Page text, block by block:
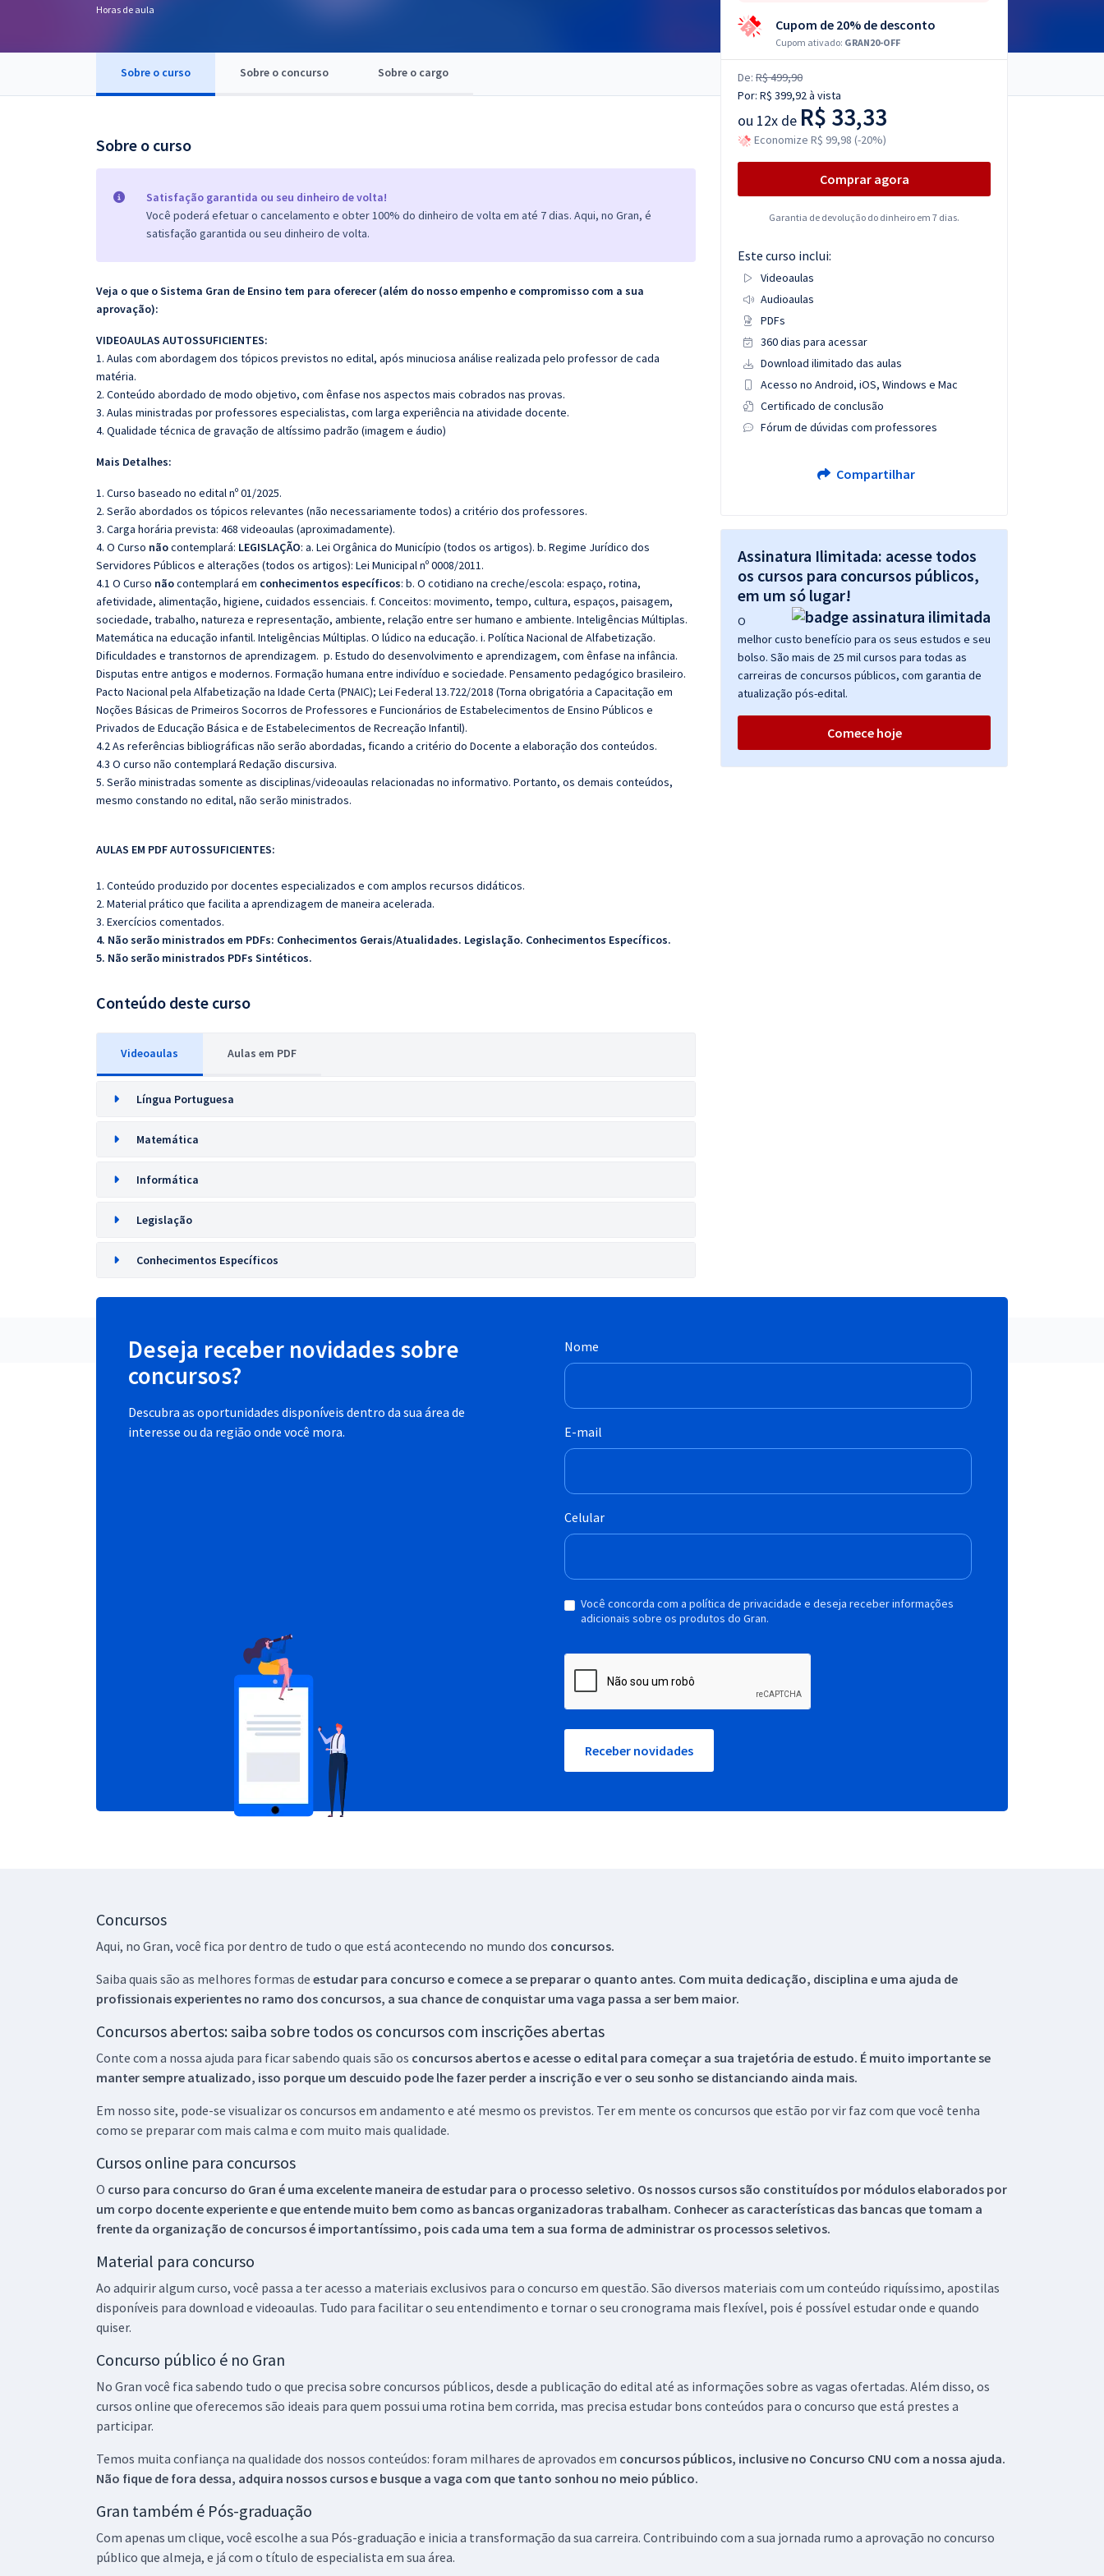
OAB
Questões grátis
Conteúdo gratuito
Horas de aula
Sobre o curso Sobre o concurso Sobre o cargo
Sobre o curso
Satisfação garantida ou seu dinheiro de volta!
Você poderá efetuar o cancelamento e obter 100% do dinheiro de volta em até 7 dias. Aqui, no Gran, é
satisfação garantida ou seu dinheiro de volta.
Veja o que o Sistema Gran de Ensino tem para oferecer (além do nosso empenho e compromisso com a sua
aprovação):
VIDEOAULAS AUTOSSUFICIENTES:
1. Aulas com abordagem dos tópicos previstos no edital, após minuciosa análise realizada pelo professor de cada
matéria.
2. Conteúdo abordado de modo objetivo, com ênfase nos aspectos mais cobrados nas provas.
3. Aulas ministradas por professores especialistas, com larga experiência na atividade docente.
4. Qualidade técnica de gravação de altíssimo padrão (imagem e áudio)
Mais Detalhes:
1. Curso baseado no edital nº 01/2025.
2. Serão abordados os tópicos relevantes (não necessariamente todos) a critério dos professores.
3. Carga horária prevista: 468 videoaulas (aproximadamente).
4. O Curso nãocontemplará: LEGISLAÇÃO: a. Lei Orgânica do Município (todos os artigos). b. Regime Jurídico dos
Servidores Públicos e alterações (todos os artigos): Lei Municipal nº 0008/2011.
4.1 O Curso nãocontemplará em conhecimentos específicos: b. O cotidiano na creche/escola: espaço, rotina,
afetividade, alimentação, higiene, cuidados essenciais. f. Conceitos: movimento, tempo, cultura, espaços, paisagem,
sociedade, trabalho, natureza e representação, ambiente, relação entre ser humano e ambiente. Inteligências Múltiplas.
Matemática na educação infantil. Inteligências Múltiplas. O lúdico na educação. i. Política Nacional de Alfabetização.
Dificuldades e transtornos de aprendizagem. p. Estudo do desenvolvimento e aprendizagem, com ênfase na infância.
Disputas entre antigos e modernos. Formação humana entre indivíduo e sociedade. Pensamento pedagógico brasileiro.
Pacto Nacional pela Alfabetização na Idade Certa (PNAIC); Lei Federal 13.722/2018 (Torna obrigatória a Capacitação em
Noções Básicas de Primeiros Socorros de Professores e Funcionários de Estabelecimentos de Ensino Públicos e
Privados de Educação Básica e de Estabelecimentos de Recreação Infantil).
4.2 As referências bibliográficas não serão abordadas, ficando a critério do Docente a elaboração dos conteúdos.
4.3 O curso não contemplará Redação discursiva.
5. Serão ministradas somente as disciplinas/videoaulas relacionadas no informativo. Portanto, os demais conteúdos,
mesmo constando no edital, não serão ministrados.
AULAS EM PDF AUTOSSUFICIENTES:
1. Conteúdo produzido por docentes especializados e com amplos recursos didáticos.
2. Material prático que facilita a aprendizagem de maneira acelerada.
3. Exercícios comentados.
4. Não serão ministrados em PDFs: Conhecimentos Gerais/Atualidades. Legislação. Conhecimentos Específicos.
5. Não serão ministrados PDFs Sintéticos.
Conteúdo deste curso
Videoaulas Aulas em PDF
Língua Portuguesa
Matemática
Informática
Legislação
Conhecimentos Específicos
Cupom de 20% de desconto
Cupom ativado: GRAN20-OFF
De: R$ 499,90
Por: R$ 399,92à vista
ou 12x de R$ 33,33
Economize R$ 99,98 (-20%)
Comprar agora
Garantia de devolução do dinheiro em 7 dias.
Este curso inclui:
Videoaulas
Audioaulas
PDFs
360 dias para acessar
Download ilimitado das aulas
Acesso no Android, iOS, Windows e Mac
Certificado de conclusão
Fórum de dúvidas com professores
Compartilhar
Assinatura Ilimitada: acesse todos
os cursos para concursos públicos,
em um só lugar!
O
melhor custo benefício para os seus estudos e seu
bolso. São mais de 25 mil cursos para todas as
carreiras de concursos públicos, com garantia de
atualização pós-edital.
Comece hoje
Deseja receber novidades sobre
concursos?
Descubra as oportunidades disponíveis dentro da sua área de
interesse ou da região onde você mora.
Nome
E-mail
Celular
Você concorda com a política de privacidade e deseja receber informações
adicionais sobre os produtos do Gran.
Receber novidades
Concursos
Aqui, no Gran, você fica por dentro de tudo o que está acontecendo no mundo dos concursos.
Saiba quais são as melhores formas de estudar para concurso e comece a se preparar o quanto antes. Com muita dedicação, disciplina e uma ajuda de
profissionais experientes no ramo dos concursos, a sua chance de conquistar uma vaga passa a ser bem maior.
Concursos abertos: saiba sobre todos os concursos com inscrições abertas
Conte com a nossa ajuda para ficar sabendo quais são os concursos abertos e acesse o edital para começar a sua trajetória de estudo. É muito importante se
manter sempre atualizado, isso porque um descuido pode lhe fazer perder a inscrição e ver o seu sonho se distanciando ainda mais.
Em nosso site, pode-se visualizar os concursos em andamento e até mesmo os previstos. Ter em mente os concursos que estão por vir faz com que você tenha
como se preparar com mais calma e com muito mais qualidade.
Cursos online para concursos
O curso para concurso do Gran é uma excelente maneira de estudar para o processo seletivo. Os nossos cursos são constituídos por módulos elaborados por
um corpo docente experiente e que entende muito bem como as bancas organizadoras trabalham. Conhecer as características das bancas que tomam a
frente da organização de concursos é importantíssimo, pois cada uma tem a sua forma de administrar os processos seletivos.
Material para concurso
Ao adquirir algum curso, você passa a ter acesso a materiais exclusivos para o concurso em questão. São diversos materiais com um conteúdo riquíssimo, apostilas
disponíveis para download e videoaulas. Tudo para facilitar o seu entendimento e tornar o seu cronograma mais flexível, pois é possível estudar onde e quando
quiser.
Concurso público é no Gran
No Gran você fica sabendo tudo o que precisa sobre concursos públicos, desde a publicação do edital até as informações sobre as vagas ofertadas. Além disso, os
cursos online que oferecemos são ideais para quem possui uma rotina bem corrida, mas precisa estudar bons conteúdos para o concurso que está prestes a
participar.
Temos muita confiança na qualidade dos nossos conteúdos: foram milhares de aprovados em concursos públicos, inclusive no Concurso CNU com a nossa ajuda.
Não fique de fora dessa, adquira nossos cursos e busque a vaga com que tanto sonhou no meio público.
Gran também é Pós-graduação
Com apenas um clique, você escolhe a sua Pós-graduação e inicia a transformação da sua carreira. Contribuindo com a sua jornada rumo a aprovação no concurso
público que almeja, e já com o título de especialista em sua área.